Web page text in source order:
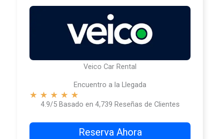
Veico Car Rental
Encuentro a la Llegada
★ ★ ★ ★ ★
4.9/5 Basado en 4,739 Reseñas de Clientes
Reserva Ahora